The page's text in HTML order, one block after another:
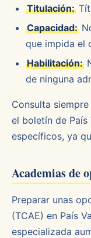
Titulación:
Capacidad:
que impida el
Habilitación:
de ninguna
Consulta
el boletín de
específicos, ya
Academias de
Preparar unas
(TCAE) en País
especializada